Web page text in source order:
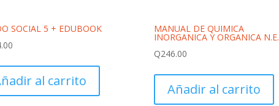
SOCIAL 5 + EDUBOOK
al carrito
MANUAL DE QUIMICA
INORGANICA Y ORGANICA N.E.
Q246.00
Añadir al carrito